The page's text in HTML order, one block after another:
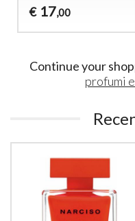
€ 17,00
Continue your
profumi